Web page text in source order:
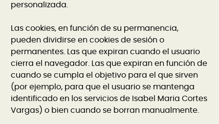
personalizada.
Las cookies, en función de su permanencia,
pueden dividirse en cookies de sesión o
permanentes. Las que expiran cuando el usuario
cierra el navegador. Las que expiran en función de
cuando se cumpla el objetivo para el que sirven
(por ejemplo, para que el usuario se mantenga
identificado en los servicios de Isabel Maria Cortes
Vargas) o bien cuando se borran manualmente.